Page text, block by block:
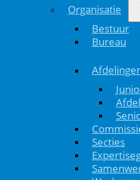
Organisatie
Bestuur
Bureau
Secties
Neonatal
Physiological